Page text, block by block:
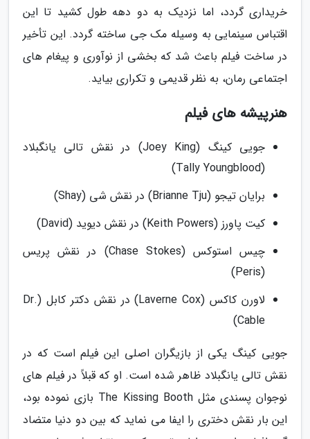
خریداری گردد، اما نزدیک به دو دهه طول کشید تا این
اقتباس سینمایی به وسیله مک جی ساخته گردد. این تأخیر
در ساخت فیلم باعث شد که بخشی از نوآوری و پیغام های
اجتماعی رمان، به نظر قدیمی و تکراری بیاید.
هنرپیشه های فیلم
جویی کینگ (Joey King) در نقش تالی یانگبلاد
(Tally Youngblood)
برایان تیجو (Brianne Tju) در نقش شی (Shay)
کیت پاورز (Keith Powers) در نقش دیوید (David)
چیس استوکس (Chase Stokes) در نقش پریس
(Peris)
لاورن کاکس (Laverne Cox) در نقش دکتر کابل (Dr.
Cable)
جویی کینگ یکی از بازیگران اصلی این فیلم است که در
نقش تالی یانگبلاد ظاهر شده است. او که قبلاً در فیلم های
نوجوان پسندی مثل The Kissing Booth بازی نموده بود،
این بار نقش دختری را ایفا می نماید که بین دو دنیا متضاد